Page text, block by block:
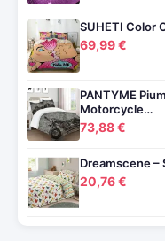
SUHETI Color
69,99 €
PANTYME
Motorcycle…
73,88 €
Dreamscene –
20,76 €